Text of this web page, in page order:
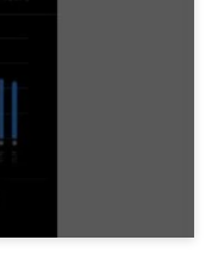
えてないのどれ